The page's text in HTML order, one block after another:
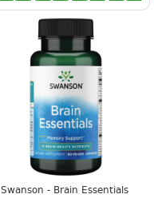
Swanson - Brain Essentials